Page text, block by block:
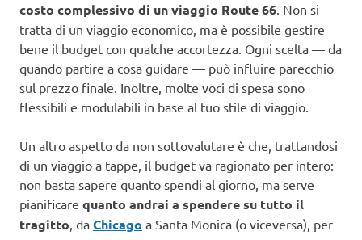
costo complessivo di un viaggio Route 66. Non si
tratta di un viaggio economico, ma è possibile gestire
bene il budget con qualche accortezza. Ogni scelta — da
quando partire a cosa guidare — può influire parecchio
sul prezzo finale. Inoltre, molte voci di spesa sono
flessibili e modulabili in base al tuo stile di viaggio.
Un altro aspetto da non sottovalutare è che, trattandosi
di un viaggio a tappe, il budget va ragionato per intero:
non basta sapere quanto spendi al giorno, ma serve
pianificare quanto andrai a spendere su tutto il
tragitto, da Chicago a Santa Monica (o viceversa), per